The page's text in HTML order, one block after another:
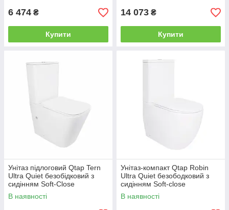
6 474 ₴
Купити
14 073 ₴
Купити
Унітаз підлоговий Qtap Tern
Ultra Quiet безобідковий з
сидінням Soft-Close
QT17226003AW White
В наявності
Унітаз-компакт Qtap Robin
Ultra Quiet безободковий з
сидінням Soft-close
QT13226089AW
В наявності